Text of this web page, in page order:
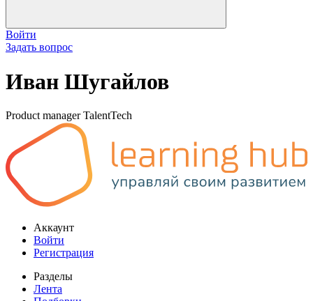
Войти
Задать вопрос
Иван Шугайлов
Product manager TalentTech
Аккаунт
Войти
Регистрация
Разделы
Лента